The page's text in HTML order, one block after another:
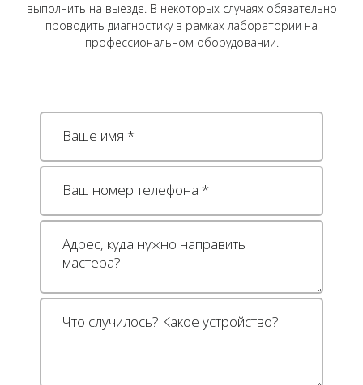
выполнить на выезде. В некоторых случаях обязательно
проводить диагностику в рамках лаборатории на
профессиональном оборудовании.